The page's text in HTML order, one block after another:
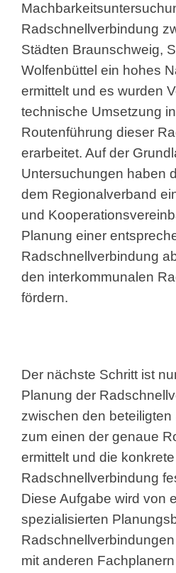
Radschnellverbindung
Städten Braunschweig,
Wolfenbüttel ein hohes
ermittelt und es wurden
technische Umsetzung
Routenführung dieser
erarbeitet. Auf der
Untersuchungen haben
dem Regionalverband
und
Planung einer
Radschnellverbindung
den interkommunalen
fördern.
Der nächste Schritt ist
Planung der
zwischen den beteiligten
zum einen der genaue
ermittelt und die
Radschnellverbindung
Diese Aufgabe wird von
spezialisierten
mit anderen